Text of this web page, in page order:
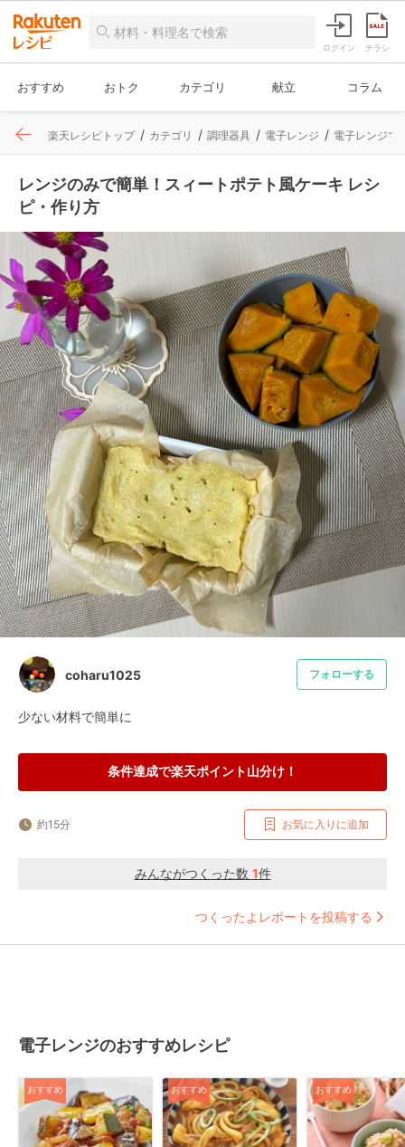
ログイン チラシ
おすすめ おトク カテゴリ 献立 コラム
楽天レシピトップ カテゴリ 調理器具 電子レンジ 電子レンジで
レンジのみで簡単！スィートポテト風ケーキ レシ
ピ・作り方
coharu1025 フォローする
少ない材料で簡単に
条件達成で楽天ポイント山分け！
約15分 お気に入りに追加
みんながつくった数 1件
つくったよレポートを投稿する
電子レンジのおすすめレシピ
おすすめ おすすめ おすすめ